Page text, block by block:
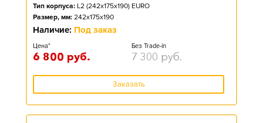
Тип корпуса: L2 (242x175x190) EURO
Размер, мм: 242x175x190
Наличие: Под заказ
Цена*
6 800 руб.
Без Trade-in
7 300 руб.
Заказать